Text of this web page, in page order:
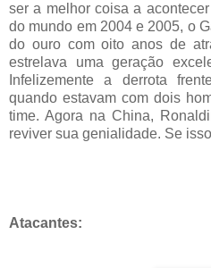
ser a melhor coisa a
do mundo em 2004 e 2005, o
do ouro com oito anos de
estrelava uma geração
Infelizemente a derrota
quando estavam com dois
time. Agora na China,
reviver sua genialidade. Se
Atacantes: